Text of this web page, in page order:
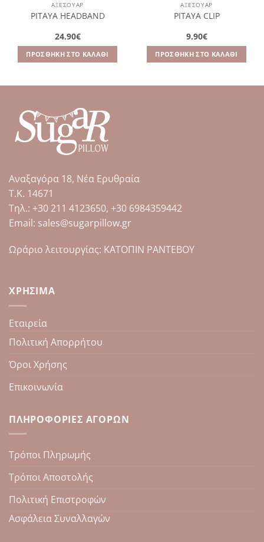
ΑΞΕΣΟΥΆΡ
PITAYA HEADBAND
24.90€
ΠΡΟΣΘΉΚΗ ΣΤΟ ΚΑΛΆΘΙ
ΑΞΕΣΟΥΆΡ
PITAYA CLIP
9.90€
ΠΡΟΣΘΉΚΗ ΣΤΟ ΚΑΛΆΘΙ
Αναξαγόρα 18, Νέα Ερυθραία
Τ.Κ. 14671
Tηλ.: +30 211 4123650, +30 6984359442
Email: sales@sugarpillow.gr
Ωράριο λειτουργίας: ΚΑΤΟΠΙΝ ΡΑΝΤΕΒΟΥ
ΧΡΉΣΙΜΑ
Εταιρεία
Πολιτική Απορρήτου
Όροι Χρήσης
Επικοινωνία
ΠΛΗΡΟΦΟΡΊΕΣ ΑΓΟΡΏΝ
Τρόποι Πληρωμής
Τρόποι Αποστολής
Πολιτική Επιστροφών
Ασφάλεια Συναλλαγών